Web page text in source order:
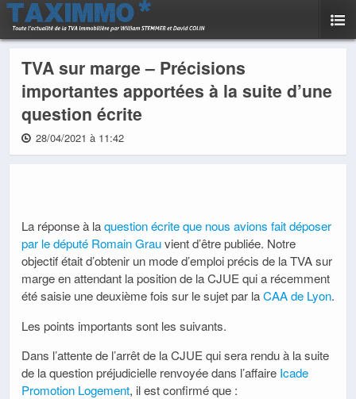
TVA sur marge – Précisions
importantes apportées à la suite d’une
question écrite
28/04/2021 à 11:42
La réponse à laquestion écrite que nous avions fait déposer
par le député Romain Grauvient d’être publiée. Notre
objectif était d’obtenir un mode d’emploi précis de la TVA sur
marge en attendant la position de la CJUE qui a récemment
été saisie une deuxième fois sur le sujet par laCAA de Lyon.
Les points importants sont les suivants.
Dans l’attente de l’arrêt de la CJUE qui sera rendu à la suite
de la question préjudicielle renvoyée dans l’affaire Icade
Promotion Logement, il est confirmé que :